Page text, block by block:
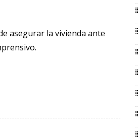
asegurar la vivienda ante